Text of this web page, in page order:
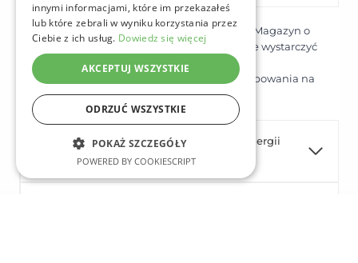
Tak, pojemność zależy od wielkości firmy. Magazyn o
pojemności od 100 kWh do 200 kWh może wystarczyć
do zasilania małych, średnich oraz dużych
przedsiębiorstw, w zależności od zapotrzebowania na
energię.
Czy mogę podłączyć kilka magazynów energii
100 kWh do jednej instalacji?
innymi informacjami, które im przekazałeś
lub które zebrali w wyniku korzystania przez
Ciebie z ich usług. Dowiedz się więcej
AKCEPTUJ WSZYSTKIE
ODRZUĆ WSZYSTKIE
POKAŻ SZCZEGÓŁY
POWERED BY COOKIESCRIPT